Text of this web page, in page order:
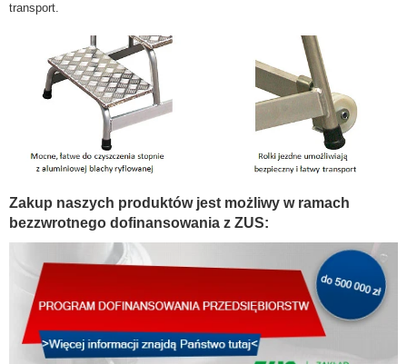
transport.
Zakup naszych produktów jest możliwy w ramach
bezzwrotnego dofinansowania z ZUS: